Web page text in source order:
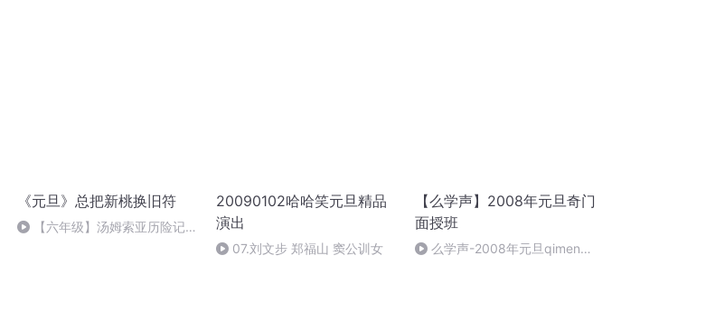
《元旦》总把新桃换旧符
【六年级】汤姆索亚历险记
20090102哈哈笑元旦精品
演出
07.刘文步 郑福山 窦公训女
【么学声】2008年元旦奇门
面授班
么学声-2008年元旦qimen面